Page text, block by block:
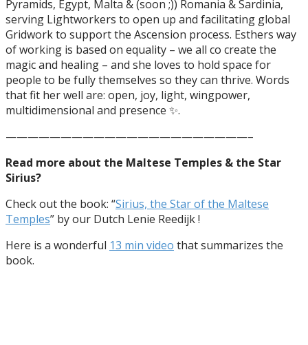
Pyramids, Egypt, Malta & (soon ;)) Romania & Sardinia,
serving Lightworkers to open up and facilitating global
Gridwork to support the Ascension process. Esthers way
of working is based on equality – we all co create the
magic and healing – and she loves to hold space for
people to be fully themselves so they can thrive. Words
that fit her well are: open, joy, light, wingpower,
multidimensional and presence ✨.
——————————————————————–
Read more about the Maltese Temples & the Star
Sirius?
Check out the book: “Sirius, the Star of the Maltese
Temples” by our Dutch Lenie Reedijk !
Here is a wonderful 13 min video that summarizes the
book.